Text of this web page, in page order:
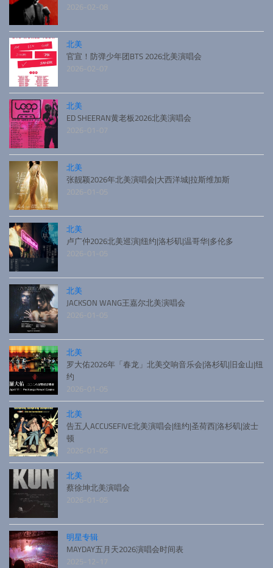
2026-02-08
北美
官宣！防弹少年团BTS 2026北美演唱会
2026-02-07
北美
ED SHEERAN黄老板2026北美演唱会
2026-01-07
北美
张靓颖2026年北美演唱会|大西洋城|拉斯维加斯
2026-01-05
北美
卢广仲2026北美巡演|纽约|洛杉矶|温哥华|多伦多
2026-01-05
北美
JACKSON WANG王嘉尔北美演唱会
2026-01-05
北美
罗大佑2026年「春龙」北美交响音乐会|洛杉矶|旧金山|纽
约
2026-01-05
北美
告五人ACCUSEFIVE北美演唱会|纽约|圣荷西|洛杉矶|波士
顿
2026-01-05
北美
蔡徐坤北美演唱会
2026-01-05
明星专辑
MAYDAY五月天2026演唱会时间表
2025-12-17